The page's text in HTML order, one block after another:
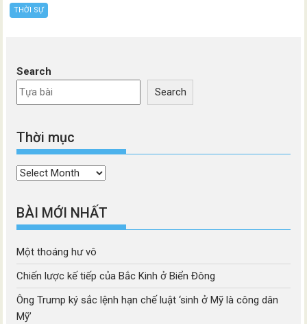
THỜI SỰ
Search
Search
Thời mục
Thời
BÀI MỚI NHẤT
Một thoáng hư vô
Chiến lược kế tiếp của Bắc Kinh ở Biển Đông
Ông Trump ký sắc lệnh hạn chế luật ‘sinh ở Mỹ là công dân
Mỹ’